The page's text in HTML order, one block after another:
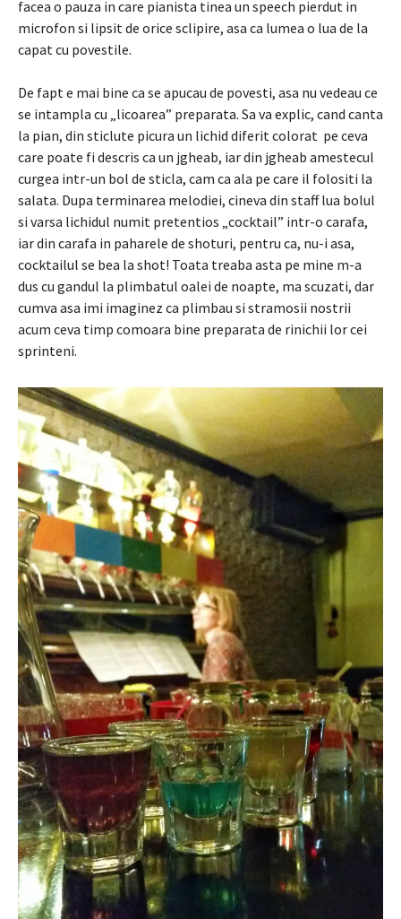
facea o pauza in care pianista tinea un speech pierdut in
microfon si lipsit de orice sclipire, asa ca lumea o lua de la
capat cu povestile.
De fapt e mai bine ca se apucau de povesti, asa nu vedeau ce
se intampla cu „licoarea” preparata. Sa va explic, cand canta
la pian, din sticlute picura un lichid diferit colorat pe ceva
care poate fi descris ca un jgheab, iar din jgheab amestecul
curgea intr-un bol de sticla, cam ca ala pe care il folositi la
salata. Dupa terminarea melodiei, cineva din staff lua bolul
si varsa lichidul numit pretentios „cocktail” intr-o carafa,
iar din carafa in paharele de shoturi, pentru ca, nu-i asa,
cocktailul se bea la shot! Toata treaba asta pe mine m-a
dus cu gandul la plimbatul oalei de noapte, ma scuzati, dar
cumva asa imi imaginez ca plimbau si stramosii nostrii
acum ceva timp comoara bine preparata de rinichii lor cei
sprinteni.